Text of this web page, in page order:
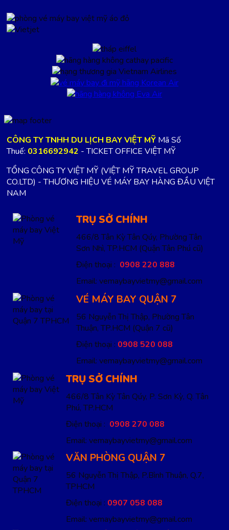
CÔNG TY TNHH DU LỊCH BAY VIỆT MỸ Mã Số
Thuế: 0316692942 - TICKET OFFICE VIỆT MỸ
TỔNG CÔNG TY VIỆT MỸ (VIỆT MỸ TRAVEL GROUP
CO.LTD) - THƯƠNG HIỆU VÉ MÁY BAY HÀNG ĐẦU VIỆT
NAM
TRỤ SỞ CHÍNH
466/8 Tân Kỳ Tân Qúy, Phường Tân
Sơn Nhì, TP.HCM (Quận Tân Phú cũ)
Điện thoại : 0908 220 888
Email: vemaybayvietmy@gmail.com
VÉ MÁY BAY QUẬN 7
56 Nguyễn Thị Thập, Phường Tân
Thuận, TP.HCM (Quận 7 cũ)
Điện thoại : 0908 520 088
Email: vemaybayvietmy@gmail.com
TRỤ SỞ CHÍNH
466/8 Tân Kỳ Tân Qúy, P. Sơn Kỳ, Q. Tân
Phú, TP.HCM
Điện thoại : 0908 270 088
Email: vemaybayvietmy@gmail.com
VĂN PHÒNG QUẬN 7
56 Nguyễn Thị Thập, P.Bình Thuận, Q.7,
TPHCM
Điện thoại : 0907 058 088
Email: vemaybayvietmy@gmail.com